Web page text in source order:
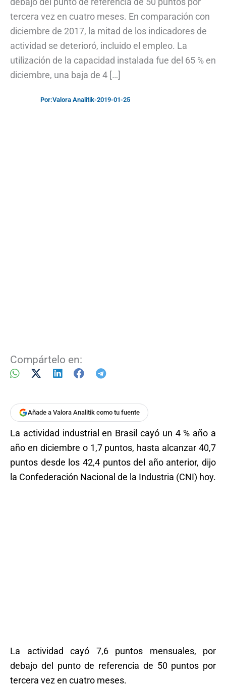
tercera vez en cuatro meses. En comparación con
diciembre de 2017, la mitad de los indicadores de
actividad se deterioró, incluido el empleo. La
utilización de la capacidad instalada fue del 65 % en
diciembre, una baja de 4 […]
Por:Valora Analitik-2019-01-25
Compártelo en:
Añade a Valora Analitik como tu fuente
La actividad industrial en Brasil cayó un 4 % año a
año en diciembre o 1,7 puntos, hasta alcanzar 40,7
puntos desde los 42,4 puntos del año anterior, dijo
la Confederación Nacional de la Industria (CNI) hoy.
La actividad cayó 7,6 puntos mensuales, por
debajo del punto de referencia de 50 puntos por
tercera vez en cuatro meses.